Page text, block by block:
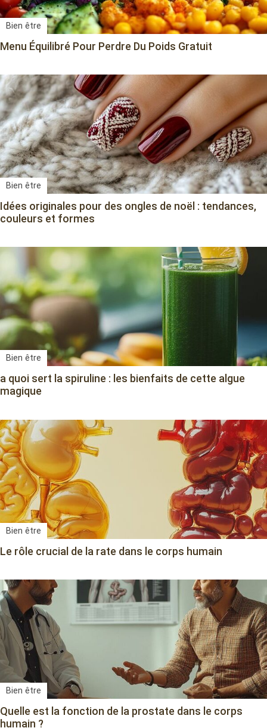
Bien être
Menu Équilibré Pour Perdre Du Poids Gratuit
Bien être
Idées originales pour des ongles de noël : tendances,
couleurs et formes
Bien être
a quoi sert la spiruline : les bienfaits de cette algue
magique
Bien être
Le rôle crucial de la rate dans le corps humain
Bien être
Quelle est la fonction de la prostate dans le corps
humain ?